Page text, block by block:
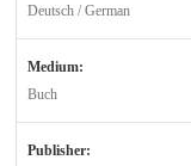
Deutsch / German
Medium:
Buch
Publisher: